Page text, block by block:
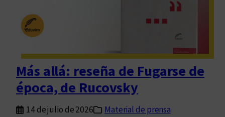
a
d
d
e
u
Más allá: reseña de Fugarse de
época, de Rucovsky
14 de julio de 2026
Material de prensa